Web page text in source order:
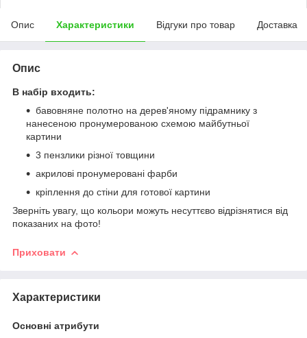
Опис Характеристики Відгуки про товар Доставка
Опис
В набір входить:
бавовняне полотно на дерев'яному підрамнику з
нанесеною пронумерованою схемою майбутньої
картини
3 пензлики різної товщини
акрилові пронумеровані фарби
кріплення до стіни для готової картини
Зверніть увагу, що кольори можуть несуттєво відрізнятися від
показаних на фото!
Приховати
Характеристики
Основні атрибути